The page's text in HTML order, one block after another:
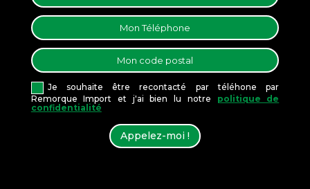
Je souhaite être recontacté par téléhone par
Remorque Import et j'ai bien lu notre politique de
confidentialité
Appelez-moi !